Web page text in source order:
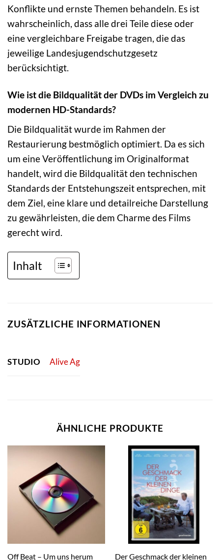
Konflikte und ernste Themen behandeln. Es ist
wahrscheinlich, dass alle drei Teile diese oder
eine vergleichbare Freigabe tragen, die das
jeweilige Landesjugendschutzgesetz
berücksichtigt.
Wie ist die Bildqualität der DVDs im Vergleich zu
modernen HD-Standards?
Die Bildqualität wurde im Rahmen der
Restaurierung bestmöglich optimiert. Da es sich
um eine Veröffentlichung im Originalformat
handelt, wird die Bildqualität den technischen
Standards der Entstehungszeit entsprechen, mit
dem Ziel, eine klare und detailreiche Darstellung
zu gewährleisten, die dem Charme des Films
gerecht wird.
Inhalt
ZUSÄTZLICHE INFORMATIONEN
STUDIO Alive Ag
ÄHNLICHE PRODUKTE
Off Beat – Um uns herum Der Geschmack der kleinen